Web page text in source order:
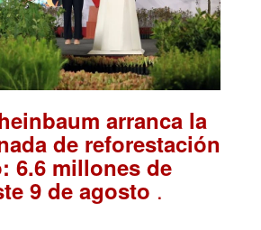
arranca la
de reforestación
6.6 millones de
9 de agosto .